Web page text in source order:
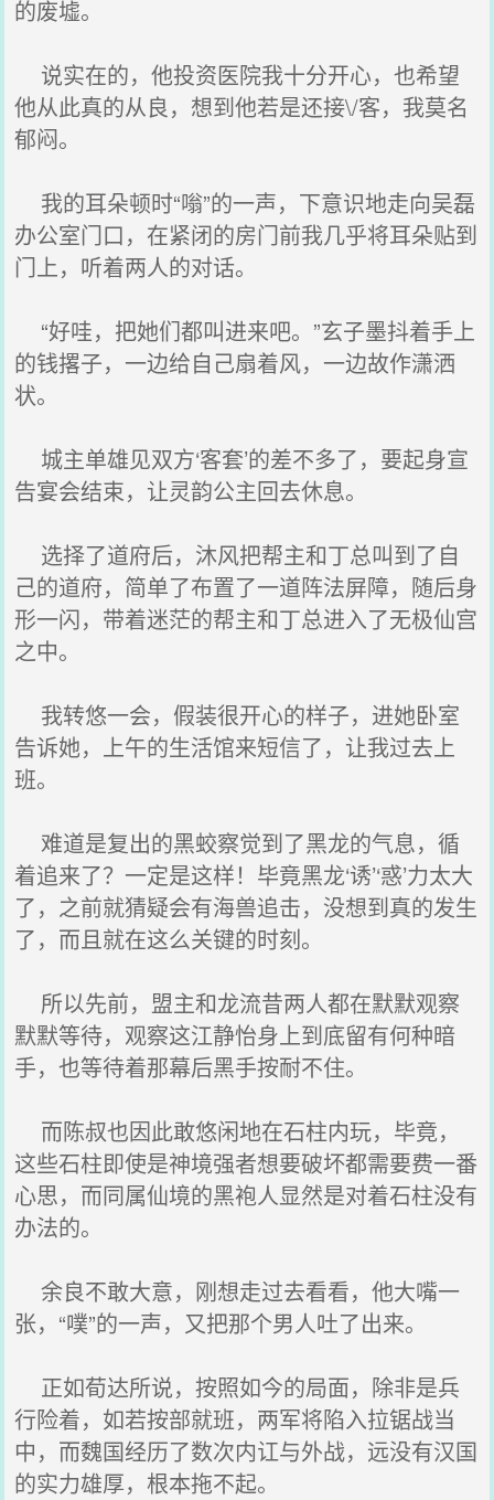
的废墟。
说实在的，他投资医院我十分开心，也希望
他从此真的从良，想到他若是还接\/客，我莫名
郁闷。
我的耳朵顿时“嗡”的一声，下意识地走向吴磊
办公室门口，在紧闭的房门前我几乎将耳朵贴到
门上，听着两人的对话。
“好哇，把她们都叫进来吧。”玄子墨抖着手上
的钱撂子，一边给自己扇着风，一边故作潇洒
状。
城主单雄见双方‘客套’的差不多了，要起身宣
告宴会结束，让灵韵公主回去休息。
选择了道府后，沐风把帮主和丁总叫到了自
己的道府，简单了布置了一道阵法屏障，随后身
形一闪，带着迷茫的帮主和丁总进入了无极仙宫
之中。
我转悠一会，假装很开心的样子，进她卧室
告诉她，上午的生活馆来短信了，让我过去上
班。
难道是复出的黑蛟察觉到了黑龙的气息，循
着追来了？一定是这样！毕竟黑龙‘诱’‘惑’力太大
了，之前就猜疑会有海兽追击，没想到真的发生
了，而且就在这么关键的时刻。
所以先前，盟主和龙流昔两人都在默默观察
默默等待，观察这江静怡身上到底留有何种暗
手，也等待着那幕后黑手按耐不住。
而陈叔也因此敢悠闲地在石柱内玩，毕竟，
这些石柱即使是神境强者想要破坏都需要费一番
心思，而同属仙境的黑袍人显然是对着石柱没有
办法的。
余良不敢大意，刚想走过去看看，他大嘴一
张，“噗”的一声，又把那个男人吐了出来。
正如荀达所说，按照如今的局面，除非是兵
行险着，如若按部就班，两军将陷入拉锯战当
中，而魏国经历了数次内讧与外战，远没有汉国
的实力雄厚，根本拖不起。